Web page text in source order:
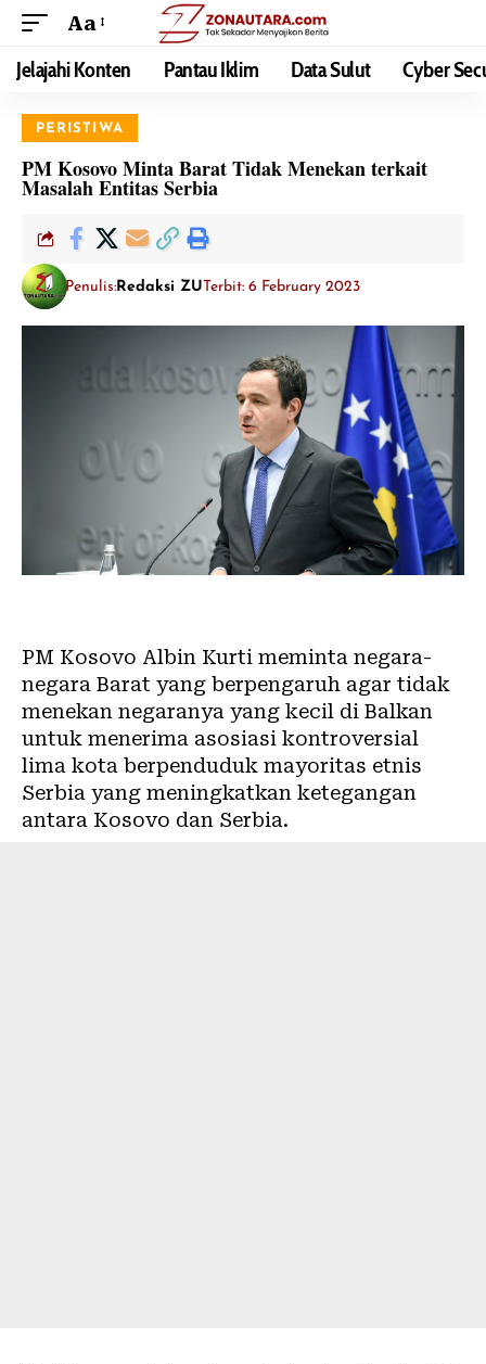
Aa
Jelajahi Konten Pantau Iklim Data Sulut Cyber
PERISTIWA
PM Kosovo Minta Barat Tidak Menekan terkait
Masalah Entitas Serbia
Penulis: Redaksi ZUTerbit: 6 February 2023
PM Kosovo Albin Kurti meminta negara-
negara Barat yang berpengaruh agar tidak
menekan negaranya yang kecil di Balkan
untuk menerima asosiasi kontroversial
lima kota berpenduduk mayoritas etnis
Serbia yang meningkatkan ketegangan
antara Kosovo dan Serbia.